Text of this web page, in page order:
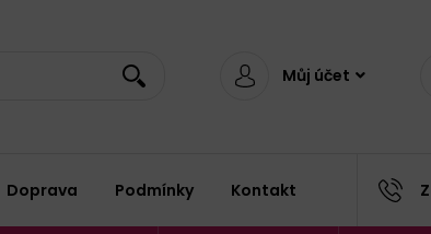
Můj účet
Doprava Podmínky Kontakt